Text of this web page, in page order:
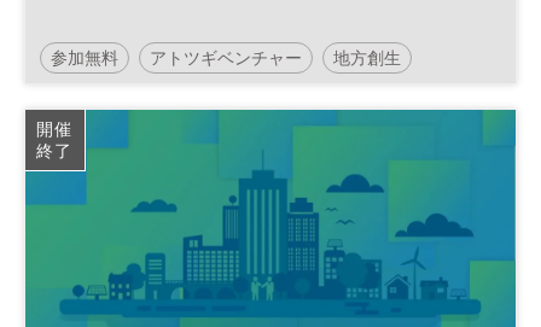
参加無料 アトツギベンチャー 地方創生
事業承継 投資
スタートアップ
開催
終了